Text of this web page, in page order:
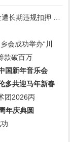
期违规扣押 款项
会成功举办“川
款破百万
国新年音乐会
多共迎马年新春
团2026丙
年庆典圆